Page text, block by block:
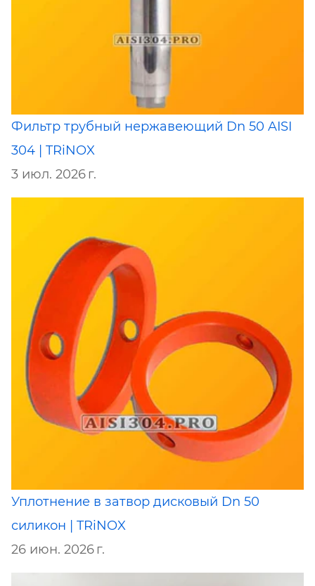
Фильтр трубный нержавеющий Dn 50 AISI
304 | TRiNOX
3 июл. 2026 г.
Уплотнение в затвор дисковый Dn 50
силикон | TRiNOX
26 июн. 2026 г.